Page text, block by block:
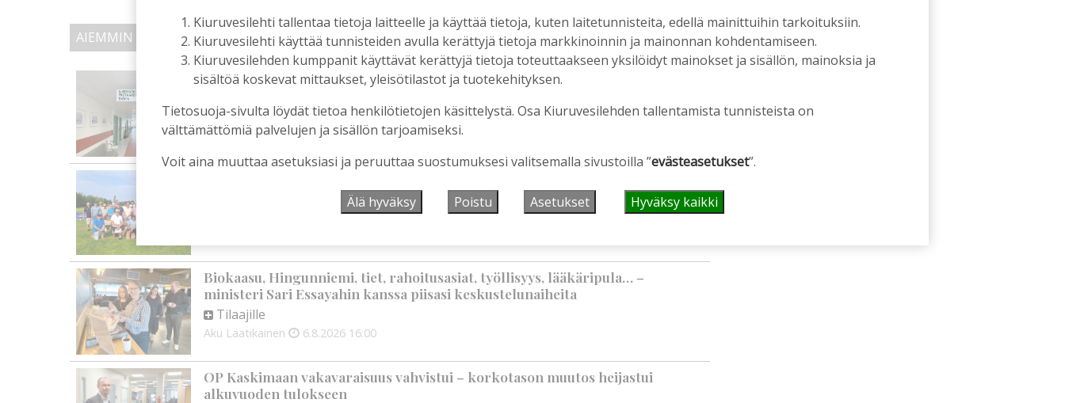
AIEMMIN AIHEESTA
Kiuruvedelle ja Iisalmeen ostopalvelulääkäri – tarkoituksena on helpottaa
Tilaajille
Aku Laatikainen 7.8.2026 12:00
palkittavat julkaistaan loppuvuodesta
Biokaasu, Hingunniemi, tiet, rahoitusasiat, työllisyys, lääkäripula… –
ministeri Sari Essayahin kanssa piisasi keskustelunaiheita
Tilaajille
Aku Laatikainen 6.8.2026 16:00
OP Kaskimaan vakavaraisuus vahvistui – korkotason muutos heijastui
alkuvuoden tulokseen
Kiuruvesilehti tallentaa tietoja laitteelle ja käyttää tietoja, kuten laitetunnisteita, edellä mainittuihin tarkoituksiin.
Kiuruvesilehti käyttää tunnisteiden avulla kerättyjä tietoja markkinoinnin ja mainonnan kohdentamiseen.
Kiuruvesilehden kumppanit käyttävät kerättyjä tietoja toteuttaakseen yksilöidyt mainokset ja sisällön, mainoksia ja
sisältöä koskevat mittaukset, yleisötilastot ja tuotekehityksen.
Tietosuoja-sivulta löydät tietoa henkilötietojen käsittelystä. Osa Kiuruvesilehden tallentamista tunnisteista on
välttämättömiä palvelujen ja sisällön tarjoamiseksi.
Voit aina muuttaa asetuksiasi ja peruuttaa suostumuksesi valitsemalla sivustoilla ”evästeasetukset”.
Älä hyväksy Poistu Asetukset Hyväksy kaikki